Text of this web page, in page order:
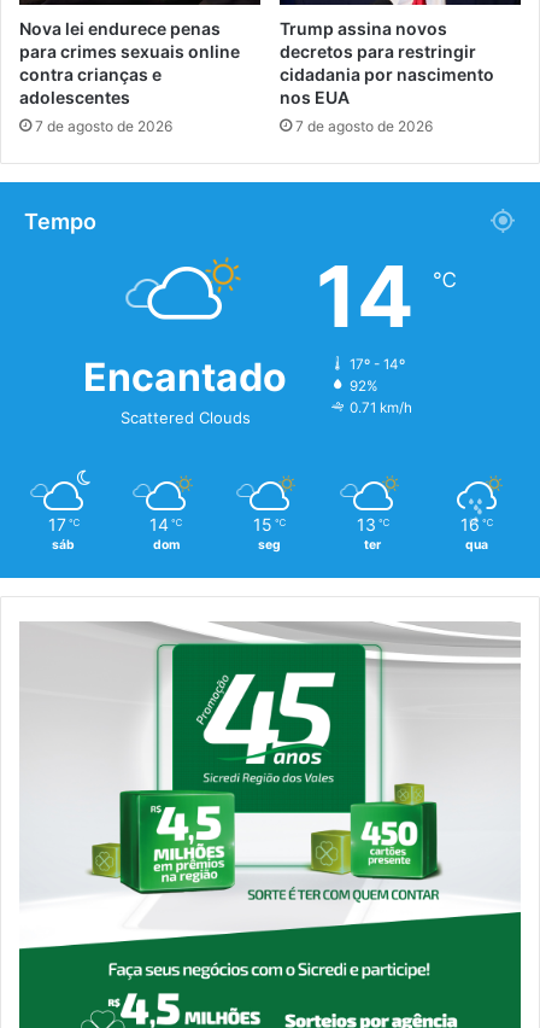
Nova lei endurece penas
para crimes sexuais online
contra crianças e
adolescentes
7 de agosto de 2026
Trump assina novos
decretos para restringir
cidadania por nascimento
nos EUA
7 de agosto de 2026
Tempo
Encantado
Scattered Clouds
14 ℃
17º - 14º
92%
0.71 km/h
17 ℃
sáb
14 ℃
dom
15 ℃
seg
13 ℃
ter
16 ℃
qua